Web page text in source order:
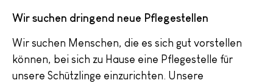
Wir suchen dringend neue Pflegestellen
Wir suchen Menschen, die es sich gut vorstellen
können, bei sich zu Hause eine Pflegestelle für
unsere Schützlinge einzurichten. Unsere